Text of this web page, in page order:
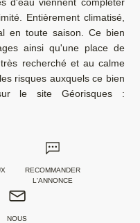
Entièrement climatisé,
en toute saison. Ce bien
ainsi qu'une place de
recherché et au calme
risques auxquels ce bien
le site Géorisques :
RECOMMANDER
L'ANNONCE
NOUS